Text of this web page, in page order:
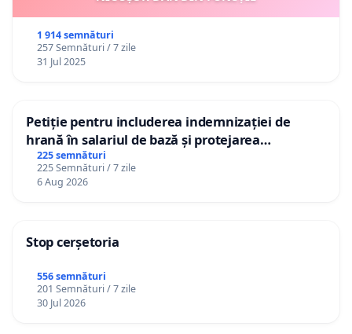
1 914 semnături
257 Semnături / 7 zile
31 Jul 2025
Petiție pentru includerea indemnizației de
hrană în salariul de bază și protejarea
gradațiilor de vechime pentru asistenții
personali
225 semnături
225 Semnături / 7 zile
6 Aug 2026
Stop cerșetoria
556 semnături
201 Semnături / 7 zile
30 Jul 2026